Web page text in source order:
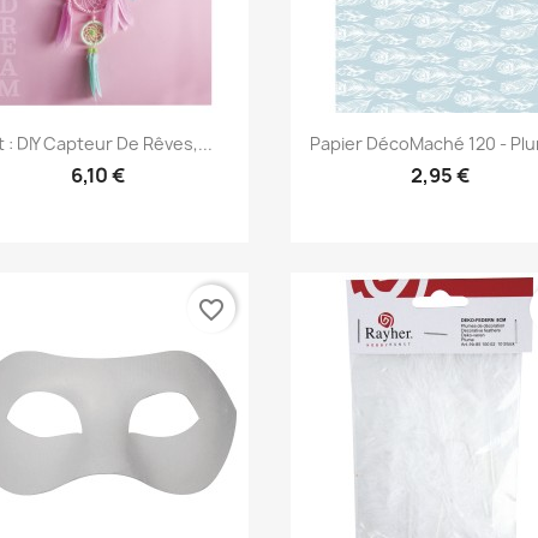
Aperçu rapide
: DIY Capteur De Rêves,...
6,10 €
Aperçu rapide
Papier DécoMaché 120 -
2,95 €
favorite_border